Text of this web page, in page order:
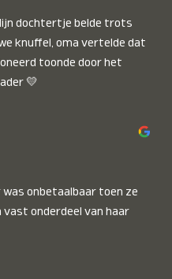
dochtertje belde trots
knuffel, oma vertelde dat
toonde door het
💛
was onbetaalbaar toen ze
vast onderdeel van haar